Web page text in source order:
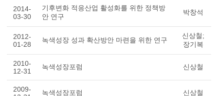
2014-
03-30
기후변화 적응산업 활성화를 위한 정책방
안 연구
박창석
2012-
01-28
녹색성장 성과 확산방안 마련을 위한 연구
신상철;
장기복
2010-
12-31
녹색성장포럼 신상철
2009-
녹색성장포럼 신상철